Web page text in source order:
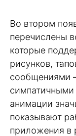
Во втором
перечислены
которые
рисунков,
сообщениями
анимации
показывают
приложения в